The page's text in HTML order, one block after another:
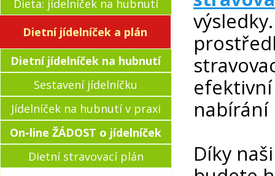
nabírání
Díky
Dieta: jídelníček na hubnutí
Dietní jídelníček a plán
Dietní jídelníček na hubnutí
Sestavení jídelníčku
Jídelníček na hubnutí v praxi
On-line ŽÁDOST o jídelníček
Dietní stravovací plán